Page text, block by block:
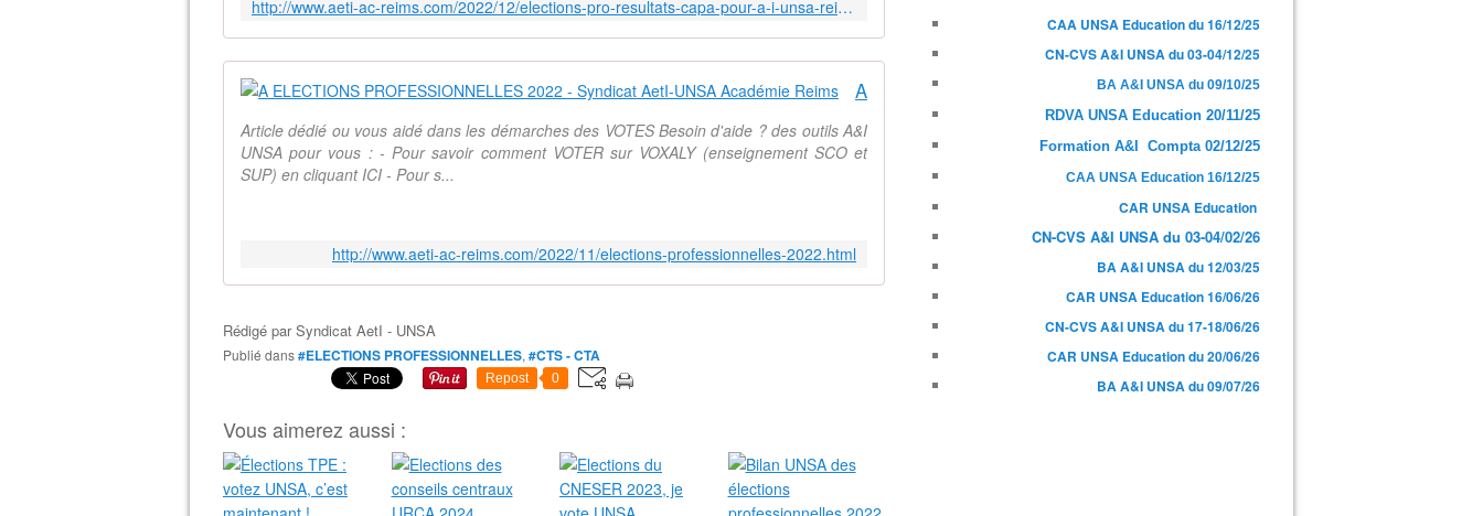
http://www.aeti-ac-reims.com/2022/12/elections-pro-resultats-capa-pour-a-i-unsa-reims.html
Article dédié ou vous aidé dans les démarches des VOTES Besoin d'aide ? des outils A&I
UNSA pour vous : - Pour savoir comment VOTER sur VOXALY (enseignement SCO et
SUP) en cliquant ICI - Pour s...
http://www.aeti-ac-reims.com/2022/11/elections-professionnelles-2022.html
Rédigé parSyndicat AetI - UNSA
Publié dans#ELECTIONS PROFESSIONNELLES, #CTS - CTA
Repost 0
Vous aimerez aussi :
CAA UNSA Education du 16/12/25
CN-CVS A&I UNSA du 03-04/12/25
BA A&I UNSA du 09/10/25
RDVA UNSA Education 20/11/25
Formation A&I Compta 02/12/25
CAA UNSA Education 16/12/25
CAR UNSA Education
CN-CVS A&I UNSA du 03-04/02/26
BA A&I UNSA du 12/03/25
CAR UNSA Education 16/06/26
CN-CVS A&I UNSA du 17-18/06/26
CAR UNSA Education du 20/06/26
BA A&I UNSA du 09/07/26